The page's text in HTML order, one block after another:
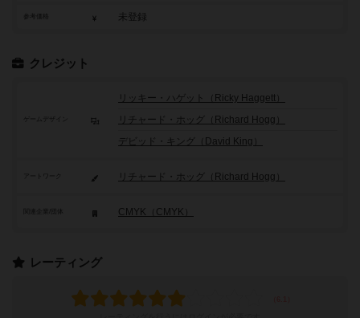
参考価格 未登録
クレジット
ゲームデザイン
リッキー・ハゲット（Ricky Haggett）
リチャード・ホッグ（Richard Hogg）
デビッド・キング（David King）
アートワーク リチャード・ホッグ（Richard Hogg）
CMYK（CMYK）
レーティング